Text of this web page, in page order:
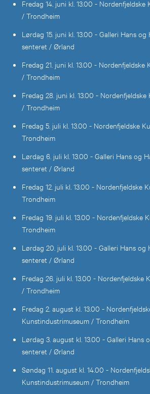
Fredag 14. juni kl. 13.00 -
/ Trondheim
Lørdag 15. juni kl. 13.00 - Galleri Hans
senteret / Ørland
Fredag 21. juni kl. 13.00 - Nordenfjeldske
/ Trondheim
Fredag 28. juni kl. 13.00 -
/ Trondheim
Fredag 5. juli kl. 13.00 - Nordenfjeldske
Trondheim
Lørdag 6. juli kl. 13.00 - Galleri Hans og
senteret / Ørland
Fredag 12. juli kl. 13.00 - Nordenfjeldske
Trondheim
Fredag 19. juli kl. 13.00 - Nordenfjeldske
Trondheim
Lørdag 20. juli kl. 13.00 - Galleri Hans og
senteret / Ørland
Fredag 26. juli kl. 13.00 - Nordenfjeldske
/ Trondheim
Fredag 2. august kl. 13.00 -
Kunstindustrimuseum / Trondheim
Lørdag 3. august kl. 13.00 - Galleri Hans
senteret / Ørland
Søndag 11. august kl. 14.00 -
Kunstindustrimuseum / Trondheim